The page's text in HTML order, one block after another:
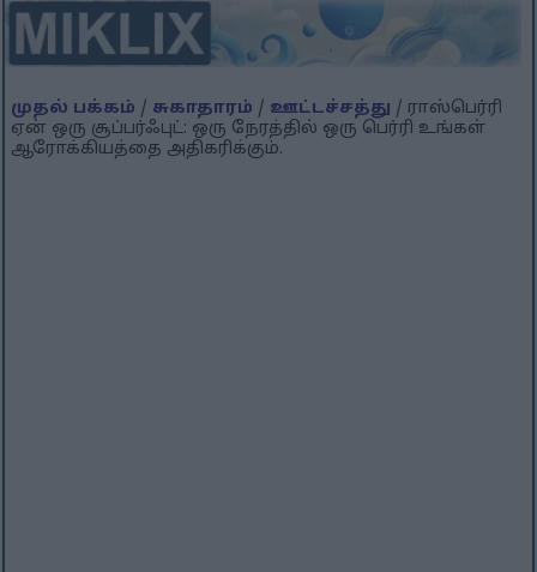
முதல் பக்கம் / சுகாதாரம் / ஊட்டச்சத்து / ராஸ்பெர்ரி
ஏன் ஒரு சூப்பர்ஃபுட்: ஒரு நேரத்தில் ஒரு பெர்ரி உங்கள்
ஆரோக்கியத்தை அதிகரிக்கும்.